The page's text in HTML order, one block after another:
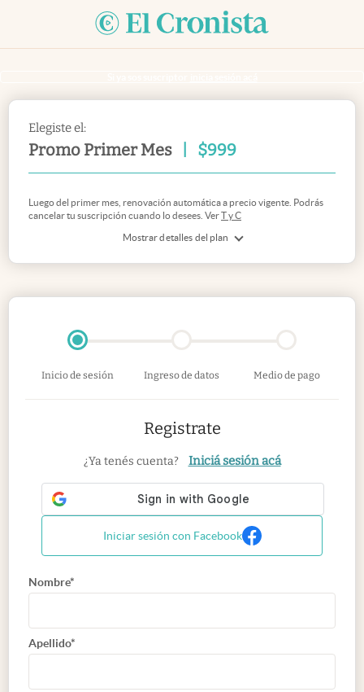
Elegiste el:
Promo Primer Mes $999
Mostrar detalles del plan
Luego del primer mes, renovación automática a precio vigente. Podrás
cancelar tu suscripción cuando lo desees. VerT y C
Inicio de sesión Ingreso de datos Medio de pago
Registrate
¿Ya tenés cuenta? Iniciá sesión acá
Iniciar sesión con Facebook
Nombre*
Apellido*